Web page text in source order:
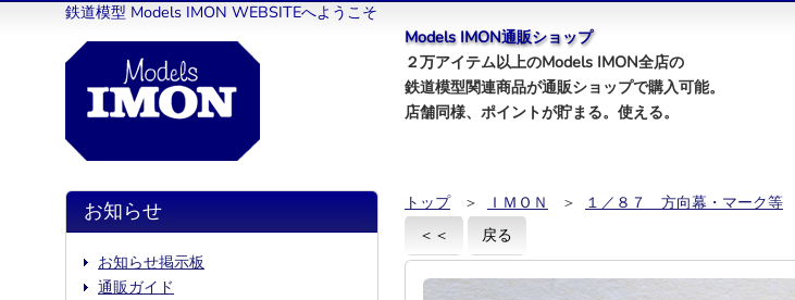
鉄道模型 Models IMON WEBSITEへようこそ
Models IMON通販ショップ
２万アイテム以上のModels IMON全店の
鉄道模型関連商品が通販ショップで購入可能。
店舗同様、ポイントが貯まる。使える。
トップ ＞ ＩＭＯＮ ＞ １／８７ 方向幕・マーク等
＜＜
戻る
お知らせ
お知らせ掲示板
通販ガイド